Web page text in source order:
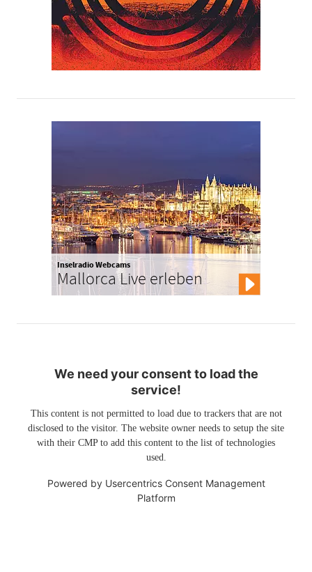
Inselradio Webcams
Mallorca Live erleben
We need your consent to load the
service!
This content is not permitted to load due to trackers that are not
disclosed to the visitor. The website owner needs to setup the site
with their CMP to add this content to the list of technologies
used.
Powered by Usercentrics Consent Management
Platform